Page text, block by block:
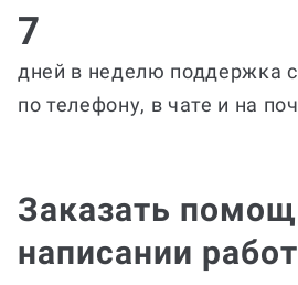
7
дней в неделю поддержка
по телефону, в чате и на
Заказать
написании